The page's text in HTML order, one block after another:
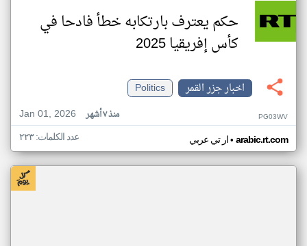
حكم يعترف بارتكابه خطأ فادحا في
كأس إفريقيا 2025
اخبار جزر القمر
Politics
Jan 01, 2026
منذ ٧ أشهر PG03WV
ار تي عربي• arabic.rt.com عدد الكلمات: ٢٢٣